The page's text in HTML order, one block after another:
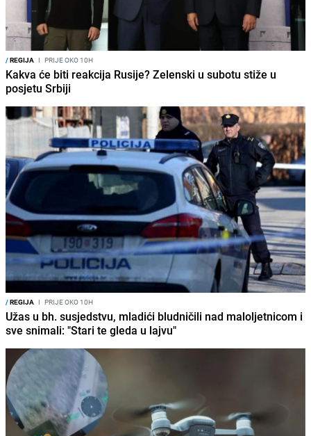
/REGIJA I PRIJE OKO 10H
Kakva će biti reakcija Rusije? Zelenski u subotu stiže u
posjetu Srbiji
/REGIJA I PRIJE OKO 10H
Užas u bh. susjedstvu, mladići bludničili nad maloljetnicom i
sve snimali: "Stari te gleda u lajvu"